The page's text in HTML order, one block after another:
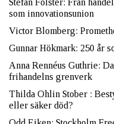
Stefan Fölster: Från
som innovationsunion
Victor Blomberg:
Gunnar Hökmark: 250 år
Anna Rennéus Guthrie:
frihandelns grenverk
Thilda Ohlin Stober :
eller säker död?